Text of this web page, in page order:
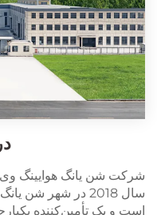
شرکت شن یانگ هوایینگ
سال 2018 در شهر
است و یک تأمین‌کننده